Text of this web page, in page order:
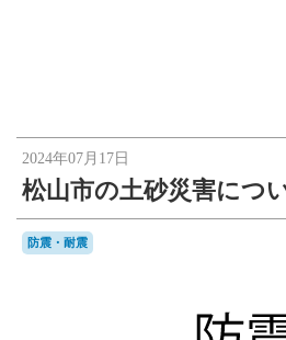
2024年07月17日
松山市の土砂災害につ
防震・耐震